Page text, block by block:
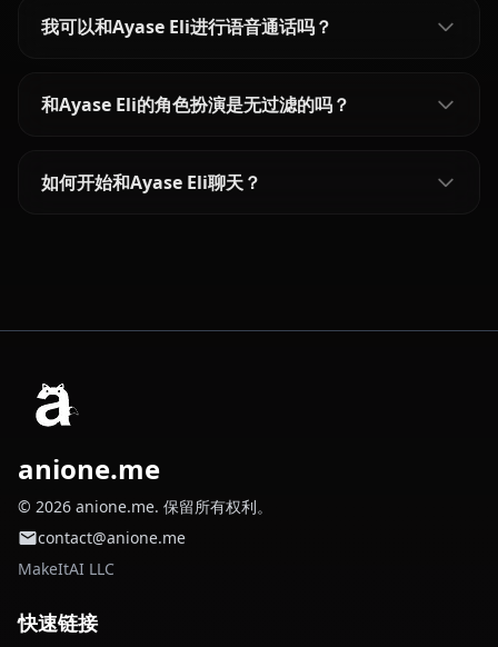
我可以和Ayase Eli进行语音通话吗？
和Ayase Eli的角色扮演是无过滤的吗？
如何开始和Ayase Eli聊天？
anione.me
© 2026 anione.me. 保留所有权利。
contact@anione.me
MakeItAI LLC
快速链接